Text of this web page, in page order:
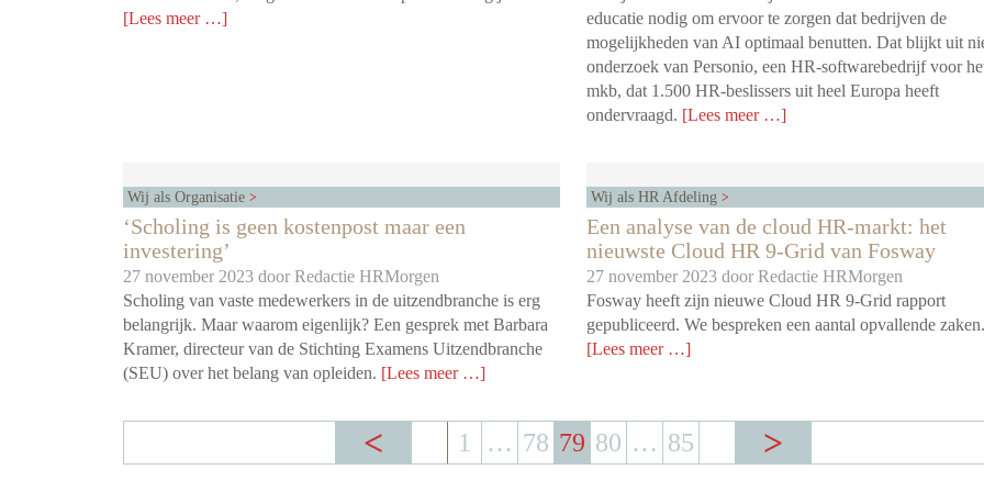
[Lees meer …]
educatie nodig om ervoor te zorgen dat bedrijven de
mogelijkheden van AI optimaal benutten. Dat blijkt uit
onderzoek van Personio, een HR-softwarebedrijf voor
mkb, dat 1.500 HR-beslissers uit heel Europa heeft
ondervraagd. [Lees meer …]
Wij als Organisatie
‘Scholing is geen kostenpost maar een
investering’
27 november 2023 door Redactie HRMorgen
Scholing van vaste medewerkers in de uitzendbranche is erg
belangrijk. Maar waarom eigenlijk? Een gesprek met Barbara
Kramer, directeur van de Stichting Examens Uitzendbranche
(SEU) over het belang van opleiden. [Lees meer …]
Wij als HR Afdeling
Een analyse van de cloud HR-markt: het
nieuwste Cloud HR 9-Grid van Fosway
27 november 2023 door Redactie HRMorgen
Fosway heeft zijn nieuwe Cloud HR 9-Grid rapport
gepubliceerd. We bespreken een aantal opvallende zaken.
[Lees meer …]
1 … 78 79 80 … 85